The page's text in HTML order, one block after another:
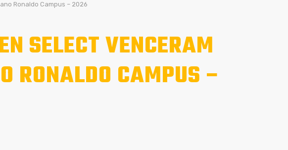
Ronaldo Campus – 2026
SELECT VENCERAM
RONALDO CAMPUS –